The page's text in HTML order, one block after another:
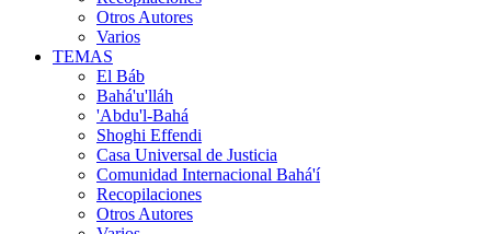
Otros Autores
Varios
TEMAS
El Báb
Bahá'u'lláh
'Abdu'l-Bahá
Shoghi Effendi
Casa Universal de Justicia
Comunidad Internacional Bahá'í
Recopilaciones
Otros Autores